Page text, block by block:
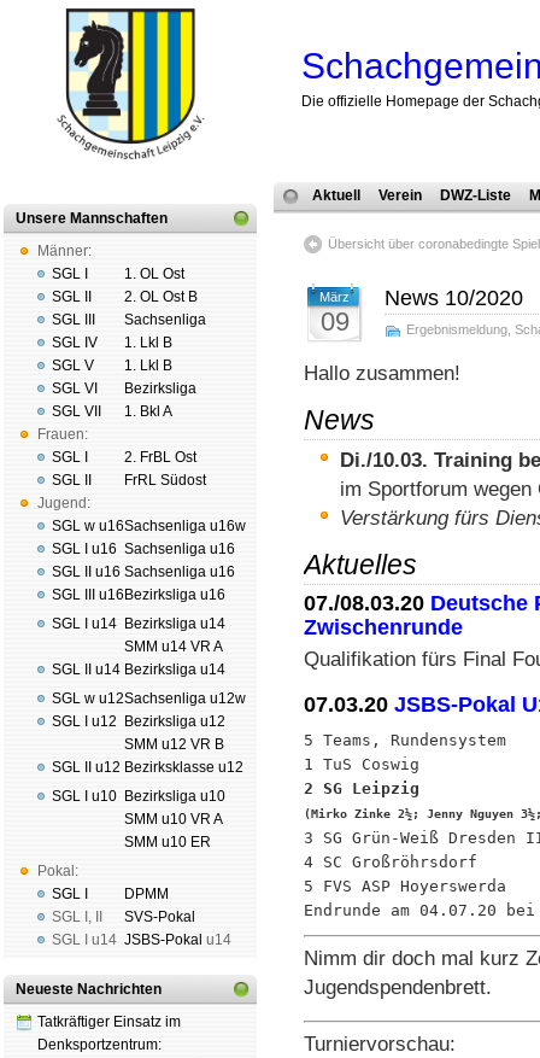
Die offizielle Homepage der
Unsere Mannschaften
Männer:
SGL I
SGL II
SGL III
SGL IV
SGL V
SGL VI
SGL VII
Frauen:
SGL I
SGL II
Jugend:
SGL w u16
SGL I u16
SGL II u16
SGL III u16
SGL I u14
SGL II u14
SGL w u12
SGL I u12
SGL II u12
SGL I u10
Pokal:
SGL I
SGL I ,
SGL I
u14
1. OL Ost
2. OL Ost B
Sachsenliga
1. Lkl B
1. Lkl B
Bezirksliga
1. Bkl A
2. FrBL Ost
FrRL Südost
Sachsenliga u16w
Sachsenliga u16
Sachsenliga u16
Bezirksliga u16
Bezirksliga u14
SMM u14 VR A
Bezirksliga u14
Sachsenliga u12w
Bezirksliga u12
SMM u12 VR B
Bezirksklasse u12
Bezirksliga u10
SMM u10 VR A
SMM u10 ER
DPMM
SVS-Pokal
JSBS-Pokal u14
Neueste Nachrichten
Tatkräftiger Einsatz im
Denksportzentrum:
Aktuell Verein DWZ-Liste
Übersicht über corona­be­ding­te
März
09
News 10/2020
Ergebnismeldung
Hallo zusammen!
News
Di./10.03. Training
im Sportforum
Verstärkung fürs
Aktuelles
07./08.03.20 Deutsche
Zwischenrunde
Qualifikation fürs Final
07.03.20 JSBS-Pokal
5 Teams, Rundensystem
(Mirko Zinke 2½; Jenny Nguyen
3 SG Grün-Weiß
4 SC Großröhrsdorf
5 FVS ASP Hoyerswerda
Nimm dir doch mal kurz
Jugendspendenbrett.
Turniervorschau: